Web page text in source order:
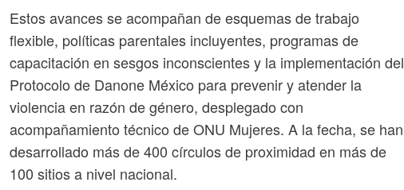
Estos avances se acompañan de esquemas de trabajo
flexible, políticas parentales incluyentes, programas de
capacitación en sesgos inconscientes y la implementación del
Protocolo de Danone México para prevenir y atender la
violencia en razón de género, desplegado con
acompañamiento técnico de ONU Mujeres. A la fecha, se han
desarrollado más de 400 círculos de proximidad en más de
100 sitios a nivel nacional.